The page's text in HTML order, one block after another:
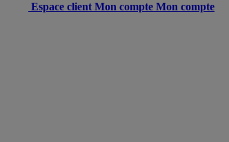
Espace client Mon compte Mon compte